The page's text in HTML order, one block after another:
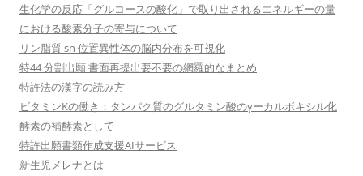
生化学の反応「グルコースの酸化」で取り出されるエネルギーの量
における酸素分子の寄与について
リン脂質 sn 位置異性体の脳内分布を可視化
特44 分割出願 書面再提出要不要の網羅的なまとめ
特許法の漢字の読み方
ビタミンKの働き：タンパク質のグルタミン酸のγーカルボキシル化
酵素の補酵素として
特許出願書類作成支援AIサービス
新生児メレナとは